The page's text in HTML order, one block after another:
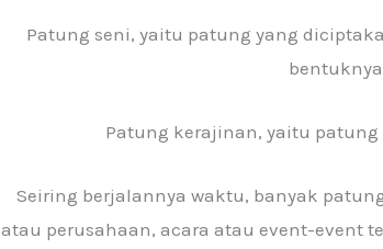
Patung seni, yaitu patung yang
bentuknya
Patung kerajinan, yaitu
Seiring berjalannya waktu, banyak
atau perusahaan, acara atau event-event